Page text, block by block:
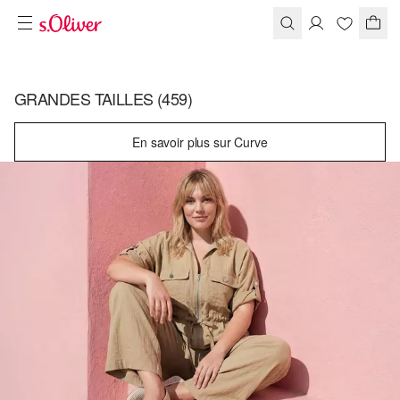
GRANDES TAILLES (459)
En savoir plus sur Curve